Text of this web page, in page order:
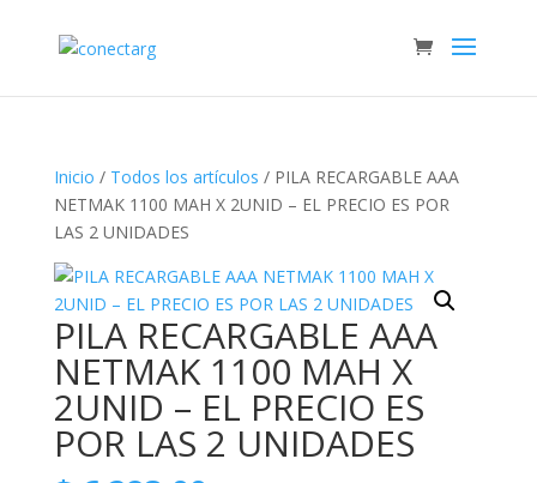
Inicio / Todos los artículos / PILA RECARGABLE AAA
NETMAK 1100 MAH X 2UNID – EL PRECIO ES POR
LAS 2 UNIDADES
PILA RECARGABLE AAA
NETMAK 1100 MAH X
2UNID – EL PRECIO ES
POR LAS 2 UNIDADES